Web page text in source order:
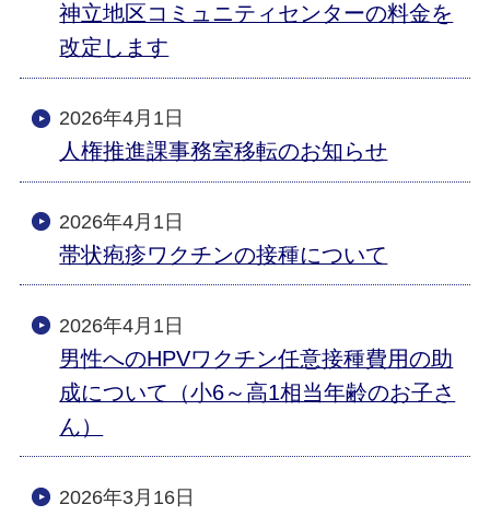
神立地区コミュニティセンターの料金を
改定します
2026年4月1日
人権推進課事務室移転のお知らせ
2026年4月1日
帯状疱疹ワクチンの接種について
2026年4月1日
男性へのHPVワクチン任意接種費用の助
成について（小6～高1相当年齢のお子さ
ん）
2026年3月16日